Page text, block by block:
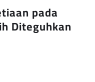
pada
Diteguhkan